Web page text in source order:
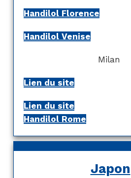
Handilol Florence
Handilol Venise
Milan
Lien du site
Lien du site
Handilol Rome
Japon